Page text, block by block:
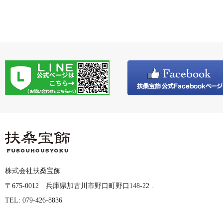
株式会社扶桑宝飾
〒675-0012 兵庫県加古川市野口町野口148-22 .
TEL: 079-426-8836